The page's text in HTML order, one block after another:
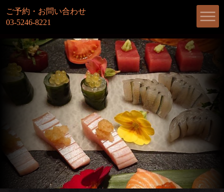
ご予約・お問い合わせ
03-5246-8221